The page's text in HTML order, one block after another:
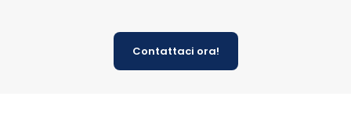
Contattaci ora!